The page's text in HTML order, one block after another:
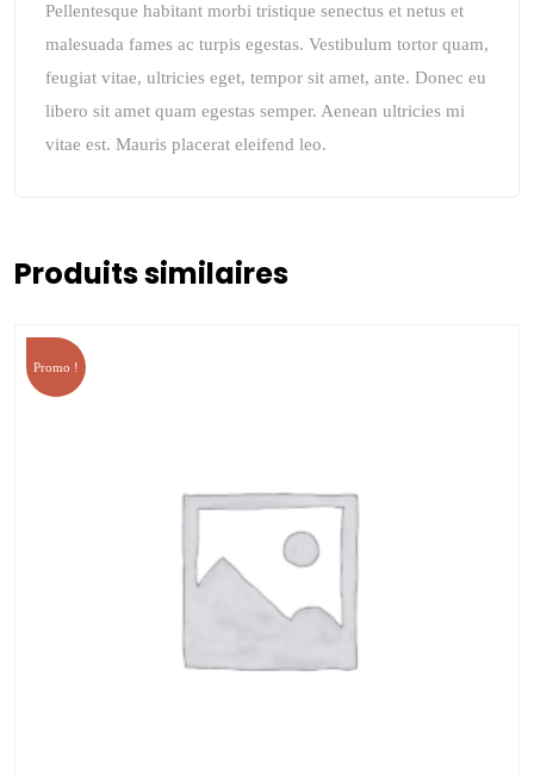
Pellentesque habitant morbi tristique senectus et netus et
malesuada fames ac turpis egestas. Vestibulum tortor quam,
feugiat vitae, ultricies eget, tempor sit amet, ante. Donec eu
libero sit amet quam egestas semper. Aenean ultricies mi
vitae est. Mauris placerat eleifend leo.
Produits similaires
Promo !